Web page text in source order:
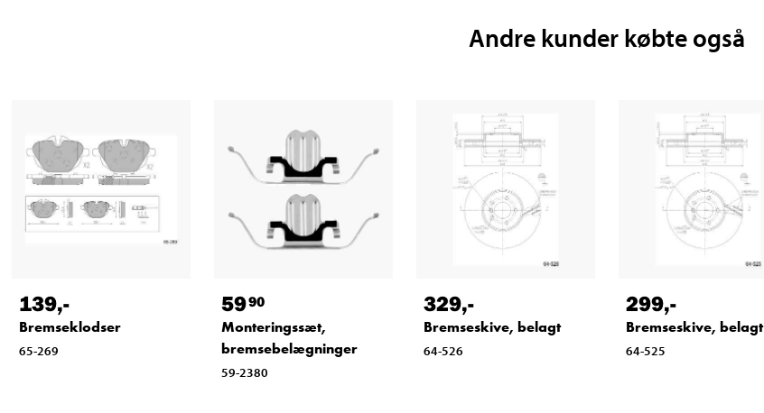
Andre kunder købte også
139,-
Bremseklodser
65-269
5990
Monteringssæt,
bremsebelægninger
59-2380
329,-
Bremseskive, belagt
64-526
299,-
Bremseskive, belagt
64-525